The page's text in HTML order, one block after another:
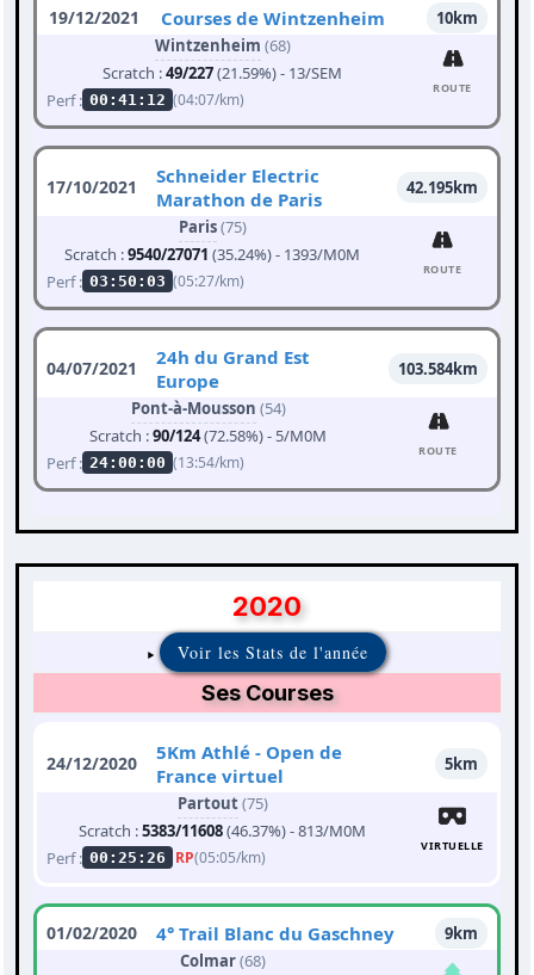
19/12/2021 Courses de Wintzenheim
10km
Wintzenheim (68)
Scratch :49/227(21.59%) - 13/SEM
Perf : 00:41:12 (04:07/km)
ROUTE
17/10/2021
Schneider Electric
Marathon de Paris
42.195km
Paris(75)
Scratch :9540/27071 (35.24%) - 1393/M0M
Perf : 03:50:03 (05:27/km)
ROUTE
04/07/2021
24h du Grand Est
Europe
103.584km
Pont-à-Mousson (54)
Scratch :90/124(72.58%) - 5/M0M
Perf : 24:00:00 (13:54/km)
ROUTE
2020
Voir les Stats de l'année
Ses Courses
24/12/2020
5Km Athlé - Open de
France virtuel
5km
Partout(75)
Scratch :5383/11608(46.37%) - 813/M0M
Perf : 00:25:26 RP(05:05/km)
VIRTUELLE
01/02/2020 4° Trail Blanc du Gaschney
9km
Colmar(68)